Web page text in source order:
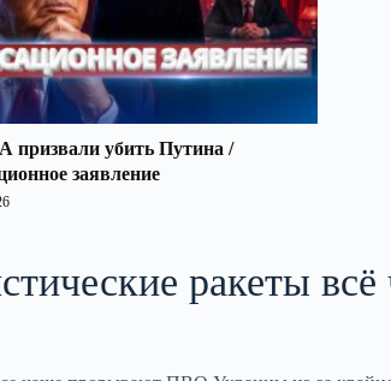
убить Путина /
заявление
ракеты